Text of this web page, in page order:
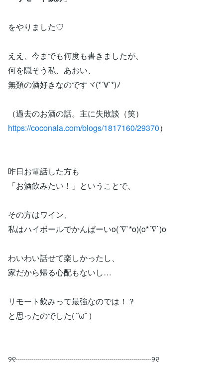
をやりました♡
ええ、今までも何度も書きましたが、
何を隠そう私、あおい、
無類の酒好きなのですヾ(*´∀`*)ﾉ
（過去のお酒の話。主に失敗談（笑）
https://coconala.com/blogs/1817160/29370）
昨日お電話した方も
「お酒飲みたい！」ということで、
その方はワイン、
私はハイボールでかんぱーいo(´∇`*o)(o*´∇`)o
わいわい話せて楽しかったし、
家だから帰る心配もないし…
リモート飲みって最強なのでは！？
と思ったのでした( ˘ω˘ )
୨୧┈┈┈┈┈┈┈┈┈┈┈┈┈┈┈┈┈୨୧